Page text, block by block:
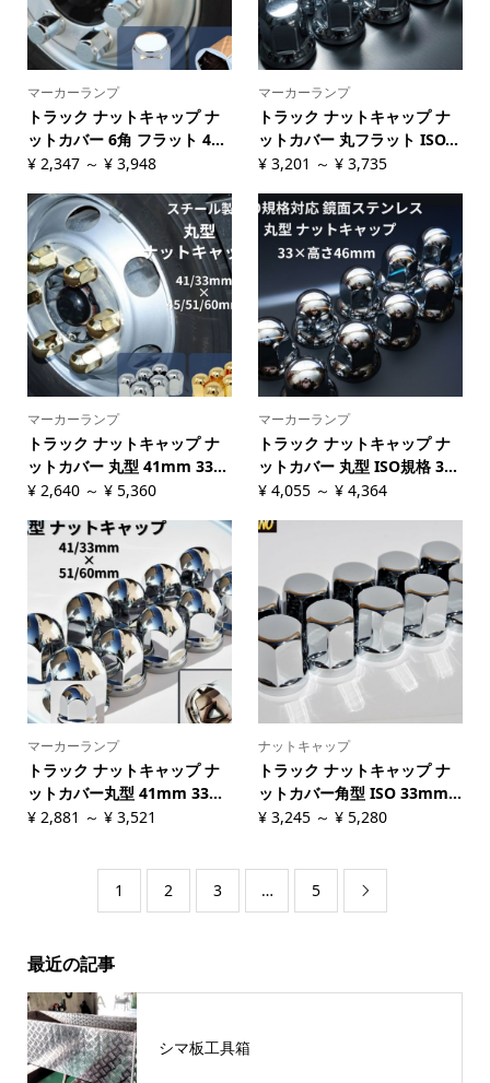
マーカーランプ
トラック ナットキャップ ナ
ットカバー 6角 フラット 4...
¥2,347～ ¥3,948
マーカーランプ
トラック ナットキャップ ナ
ットカバー 丸フラット ISO...
¥ 3,201 ～¥ 3,735
マーカーランプ
トラック ナットキャップ ナ
ットカバー 丸型 41mm 33...
¥2,640～ ¥5,360
マーカーランプ
トラック ナットキャップ ナ
ットカバー 丸型 ISO規格 3...
¥ 4,055 ～¥ 4,364
マーカーランプ
トラック ナットキャップ ナ
ットカバー丸型 41mm 33...
¥2,881 ～ ¥3,521
ナットキャップ
トラック ナットキャップ ナ
ットカバー角型 ISO 33mm...
¥ 3,245 ～¥ 5,280
1 2 3 … 5 
最近の記事
シマ板工具箱